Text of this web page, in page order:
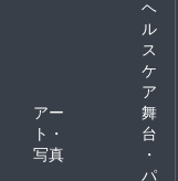
ヘ
ル
ス
ケ
ア
アー
ト・
写真
舞
台
・
パ